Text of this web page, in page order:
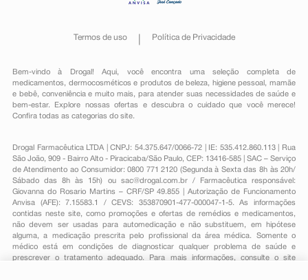
Termos de uso Política de Privacidade
Bem-vindo à Drogal! Aqui, você encontra uma seleção completa de
medicamentos , dermocosméticos e produtos de beleza, higiene pessoal ,mamãe
e bebê, conveniênciae muito mais, para atender suas necessidades de saúde e
bem-estar. Explore nossas ofertas e descubra o cuidado que você merece!
Confira todas as categorias do site.
Drogal Farmacêutica LTDA | CNPJ: 54.375.647/0066-72 | IE: 535.412.860.113 | Rua
São João, 909 - Bairro Alto - Piracicaba/São Paulo, CEP: 13416-585 | SAC – Serviço
de Atendimento ao Consumidor: 0800 771 2120 (Segunda à Sexta das 8h às 20h/
Sábado das 8h às 15h) ou sac@drogal.com.br/ Farmacêutica responsável:
Giovanna do Rosario Martins – CRF/SP 49.855 | Autorização de Funcionamento
Anvisa (AFE): 7.15583.1 / CEVS: 353870901-477-000047-1-5. As informações
contidas neste site, como promoções e ofertas de remédios e medicamentos,
não devem ser usadas para automedicação e não substituem, em hipótese
alguma, a medicação prescrita pelo profissional da área médica. Somente o
médico está em condições de diagnosticar qualquer problema de saúde e
prescrever o tratamento adequado. Para mais informações, consulte o site